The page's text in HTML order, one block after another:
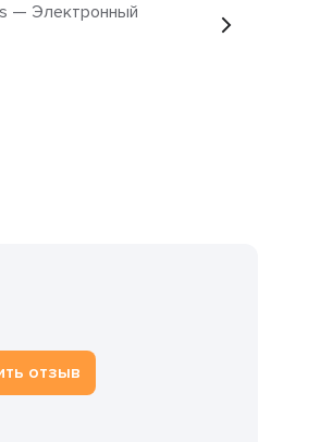
— Электронный
отзыв